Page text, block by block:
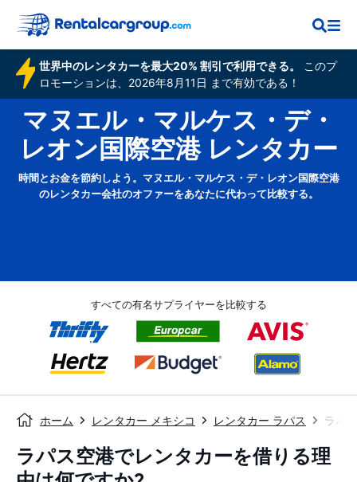
世界中のレンタカーを最大20% 割引で利用できる。
このプ
ロモーションは、2026年8月11日 まで有効である！
マヌエル・マルケス・デ・
レオン国際空港 レンタカー
時間とお金を節約しよう。マヌエル・マルケス・デ・レオン国際空港
のレンタカー会社のオファーをあなたに代わって比較する。
すべての有名サプライヤーを比較する
ホーム レンタカー メキシコ レンタカー ラパス ラパ
ラパス空港でレンタカーを借りる理